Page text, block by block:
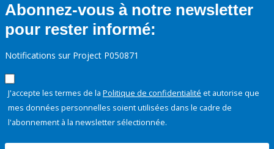
Abonnez-vous à notre newsletter
pour rester informé:
Notifications sur Project P050871
J'accepte les termes de la Politique de confidentialité et autorise que
mes données personnelles soient utilisées dans le cadre de
l'abonnement à la newsletter sélectionnée.